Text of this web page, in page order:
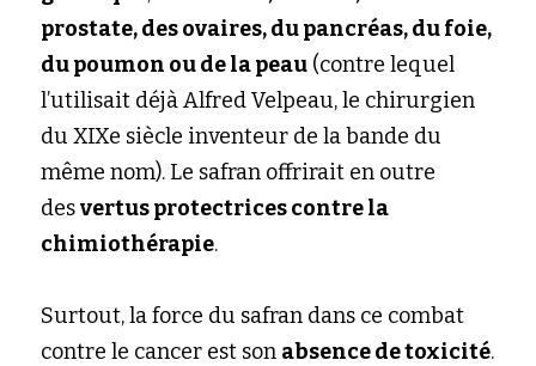
prostate, des ovaires, du pancréas, du foie,
du poumon ou de la peau (contre lequel
l’utilisait déjà Alfred Velpeau, le chirurgien
du XIXe siècle inventeur de la bande du
même nom). Le safran offrirait en outre
desvertus protectrices contre la
chimiothérapie.
Surtout, la force du safran dans ce combat
contre le cancer est son absence de toxicité.